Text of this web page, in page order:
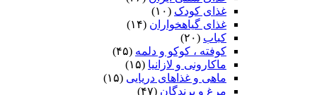
غذای کودک (۱۰)
غذای گیاهخواران (۱۴)
کباب (۲۰)
کوفته ، کوکو و دلمه (۴۵)
ماکارونی و لازانیا (۱۵)
ماهی و غذاهای دریایی (۱۵)
مرغ و پرندگان (۴۷)